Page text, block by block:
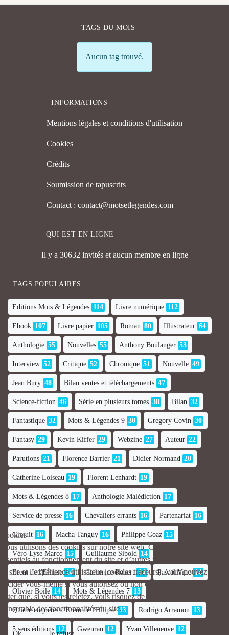
TAGS DU MOIS
Info
Aucun tag trouvé.
INFORMATIONS
Mentions légales et conditions d'utilisation
Cookies
Crédits
Soumission de tapuscrits
Contact : contact@motsetlegendes.com
QUI EST EN LIGNE
Il y a 30632 invités et aucun membre en ligne
TAGS POPULAIRES
Editions Mots & Légendes 114 Livre numérique 112
Ebook 107 Livre papier 105 Roman 80 Illustrateur 64
Anthologie 55 Nouvelles 55 Anthony Boulanger 53
Interview 52 Critique 52 Chronique 51 Nouvelle 49
Jean Bury 48 Bilan ventes et téléchargements 47
Science-fiction 46 Série en plusieurs tomes 38 Bilan 32
Fantastique 32 Mots & Légendes 9 30 Gregory Covin 30
Fantasy 29 Kevin Kiffer 29 Webzine 27 Auteur 22
Parutions 21 Florence Barrier 21 Didier Normand 20
Catherine Loiseau 19 Florent Lenhardt 19
Mots & Légendes 8 17 Anthologie Malédiction 17
Service de presse 16 Chevaliers errants 16 Partenariat 16
Gratuit 16 Macha Tanguy 16 Philippe Goaz 15
Véro-Lyse Marcq 15 Guillaume Sibold 14
Erem de l'Ellipse 14 Catherine Robert 14 Pascal Vitte 14
Olivier Boile 14 Mots & Légendes 7 13
Quatre enquêtes d'Erem de l'Ellipse 13 Rodrigo Arramon 13
5 sens éditions 12 Gwenran 12 Yvan Villeneuve 12
Cookies
Nous utilisons des cookies sur notre site web. Certains d’entre eux sont
essentiels au fonctionnement du site et d’autres nous aident à améliorer
ce site et l’expérience utilisateur (cookies traceurs). Vous pouvez
décider vous-même si vous autorisez ou non ces cookies. Merci de
noter que, si vous les rejetez, vous risquez de ne pas pouvoir utiliser
l’ensemble des fonctionnalités du site.
Ok Je refuse